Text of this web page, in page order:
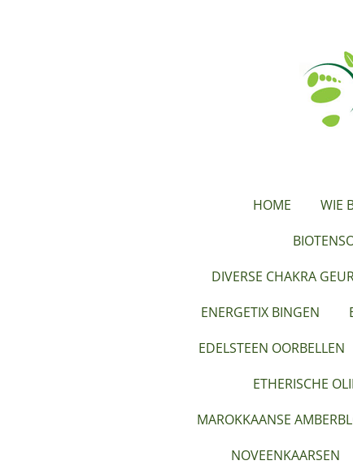
HOME WIE
DIVERSE CHAKRA
ENERGETIX BINGEN
EDELSTEEN OORBELLEN
ETHERISCHE
MAROKKAANSE
NOVEENKAARSEN